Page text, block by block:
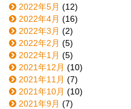
2022年5月 (12)
2022年4月 (16)
2022年3月 (2)
2022年2月 (5)
2022年1月 (5)
2021年12月 (10)
2021年11月 (7)
2021年10月 (10)
2021年9月 (7)